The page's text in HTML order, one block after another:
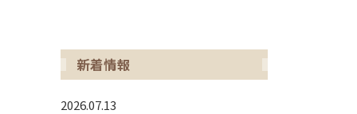
新着情報
2026.07.13